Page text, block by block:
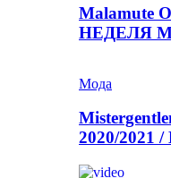
Malamute
НЕДЕЛЯ
Мода
2020/